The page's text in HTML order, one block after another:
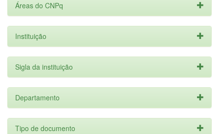
Áreas do CNPq
Instituição
Sigla da instituição
Departamento
Tipo de documento